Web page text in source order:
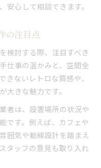
安心して相談できます。
の注目点
検討する際、注目すべき
仕事の温かみと、空間全
ないレトロな質感や、
大きな魅力です。
者は、設置場所の状況や
です。例えば、カフェや
囲気や動線設計を踏まえ
タッフの意見も取り入れ